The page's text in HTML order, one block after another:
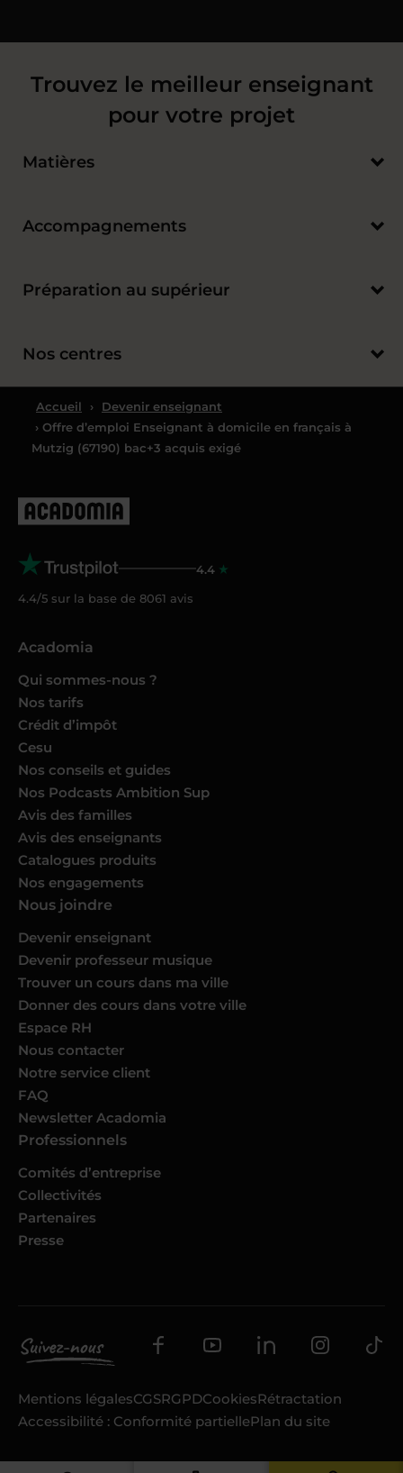
Trouvez le meilleur enseignant
pour votre projet
Matières
Accompagnements
Préparation au supérieur
Nos centres
Accueil ›
Devenir enseignant
› Offre d’emploi Enseignant à domicile en français à
Mutzig (67190) bac+3 acquis exigé
4.4
4.4/5 sur la base de 8061 avis
Acadomia
Qui sommes-nous ?
Nos tarifs
Crédit d’impôt
Cesu
Nos conseils et guides
Nos Podcasts Ambition Sup
Avis des familles
Avis des enseignants
Catalogues produits
Nos engagements
Nous joindre
Devenir enseignant
Devenir professeur musique
Trouver un cours dans ma ville
Donner des cours dans votre ville
Espace RH
Nous contacter
Notre service client
FAQ
Newsletter Acadomia
Professionnels
Comités d’entreprise
Collectivités
Partenaires
Presse
Mentions légalesCGSRGPDCookiesRétractation
Accessibilité : Conformité partiellePlan du site